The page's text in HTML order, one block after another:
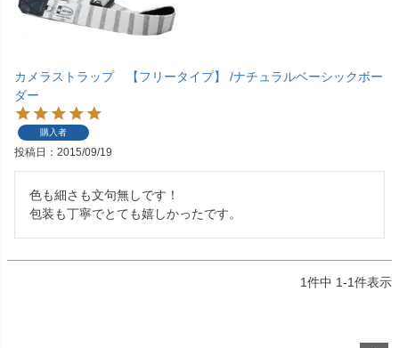
カメラストラップ 【フリータイプ】 /ナチュラルベーシックボー
ダー
購入者
投稿日 2015/09/19
色も細さも文句無しです！
1件中 1-1件表示